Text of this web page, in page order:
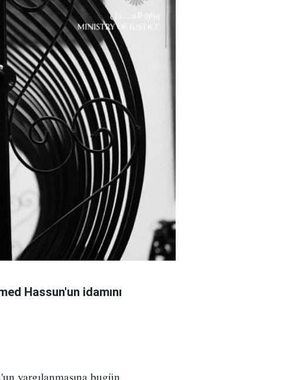
Hassun'un idamını
yargılanmasına bugün